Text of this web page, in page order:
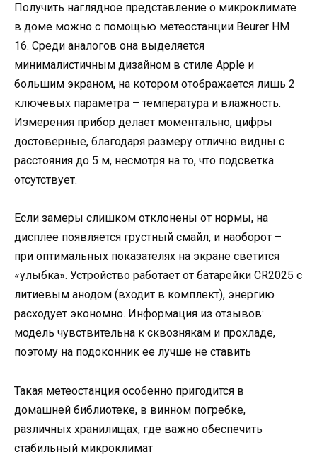
Получить наглядное представление о микроклимате
в доме можно с помощью метеостанции Beurer HM
16. Среди аналогов она выделяется
минималистичным дизайном в стиле Apple и
большим экраном, на котором отображается лишь 2
ключевых параметра – температура и влажность.
Измерения прибор делает моментально, цифры
достоверные, благодаря размеру отлично видны с
расстояния до 5 м, несмотря на то, что подсветка
отсутствует.
Если замеры слишком отклонены от нормы, на
дисплее появляется грустный смайл, и наоборот –
при оптимальных показателях на экране светится
«улыбка». Устройство работает от батарейки CR2025 с
литиевым анодом (входит в комплект), энергию
расходует экономно. Информация из отзывов:
модель чувствительна к сквознякам и прохладе,
поэтому на подоконник ее лучше не ставить
Такая метеостанция особенно пригодится в
домашней библиотеке, в винном погребке,
различных хранилищах, где важно обеспечить
стабильный микроклимат